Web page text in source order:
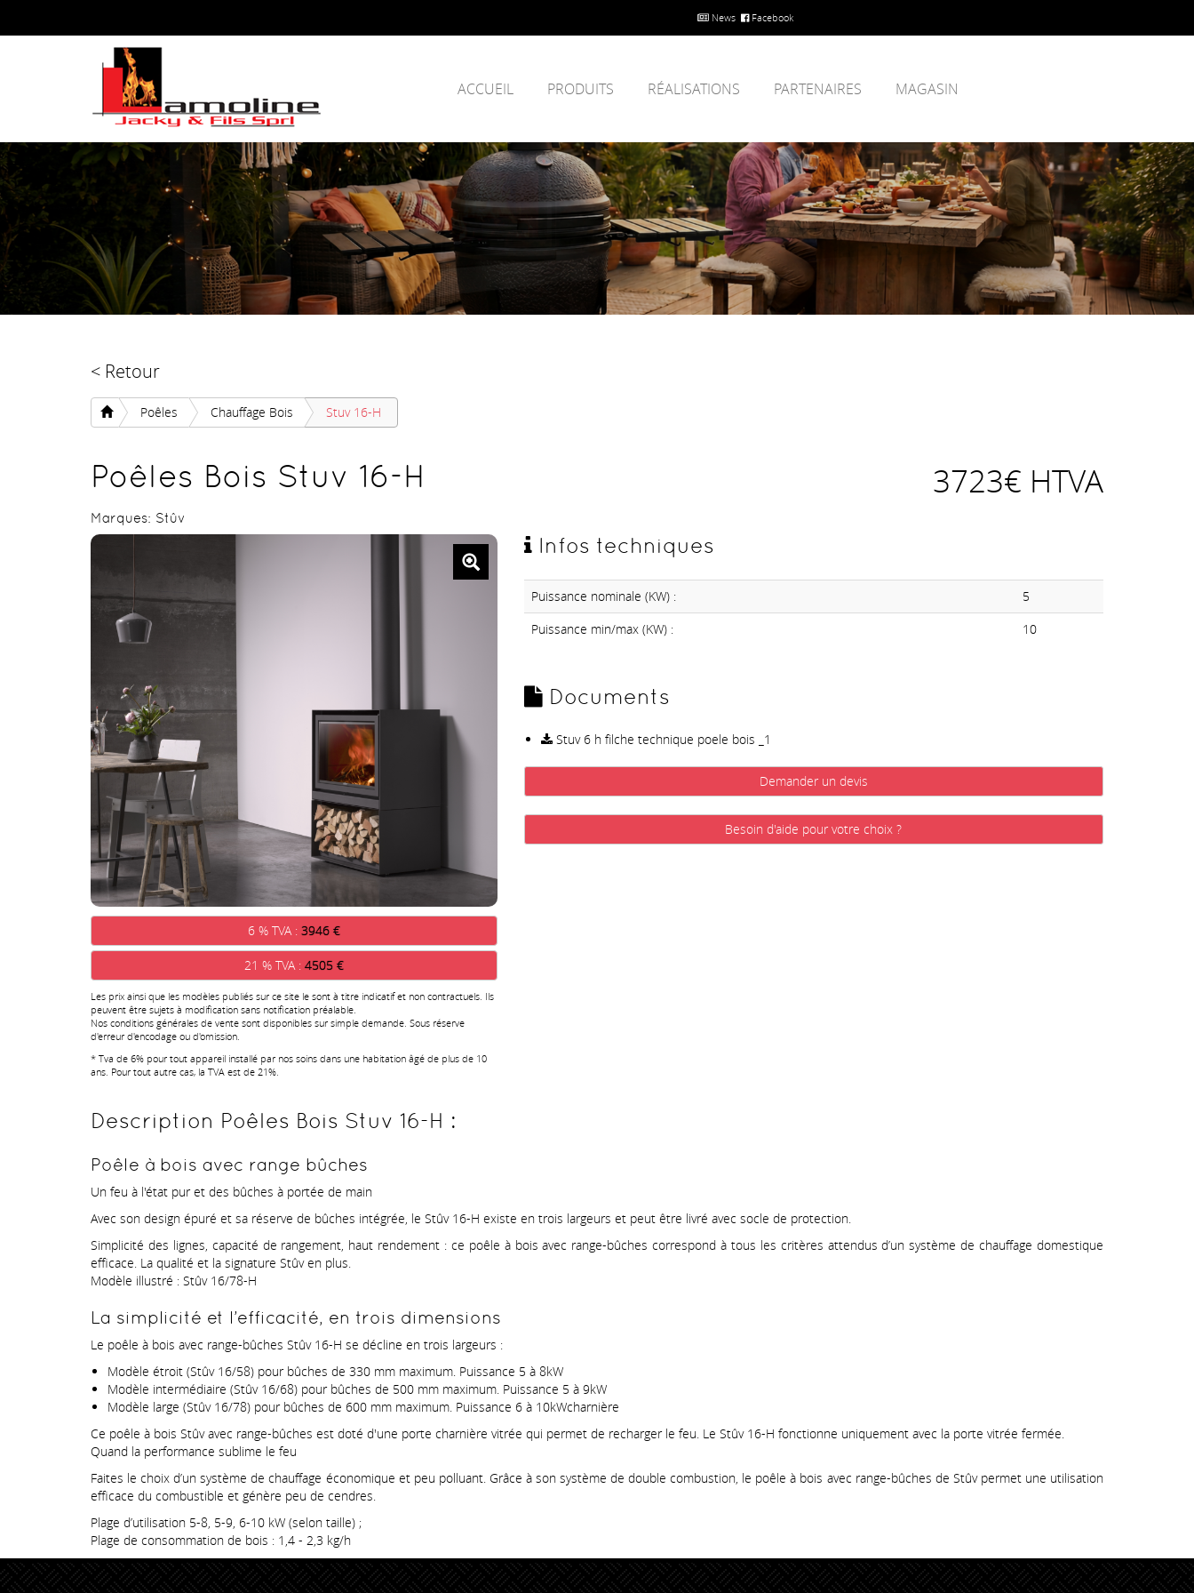
News Facebook
ACCUEIL PRODUITS RÉALISATIONS PARTENAIRES MAGASIN
< Retour
Poêles Chauffage Bois Stuv 16-H
Poêles Bois Stuv 16-H
Marques: Stûv
6 % TVA : 3946 €
21 % TVA : 4505 €
Les prix ainsi que les modèles publiés sur ce site le sont à titre indicatif et non contractuels. Ils
peuvent être sujets à modification sans notification préalable.
Nos conditions générales de vente sont disponibles sur simple demande. Sous réserve
d'erreur d'encodage ou d'omission.
* Tva de 6% pour tout appareil installé par nos soins dans une habitation âgé de plus de 10
ans. Pour tout autre cas, la TVA est de 21%.
3723€ HTVA
Infos techniques
Puissance nominale (KW) :
5
Puissance min/max (KW) :
10
Documents
Stuv 6 h filche technique poele bois _1
Demander un devis
Besoin d'aide pour votre choix ?
Description Poêles Bois Stuv 16-H :
Poêle à bois avec range bûches
Un feu à l'état pur et des bûches à portée de main
Avec son design épuré et sa réserve de bûches intégrée, le Stûv 16-H existe en trois largeurs et peut être livré avec socle de protection.
Simplicité des lignes, capacité de rangement, haut rendement : ce poêle à bois avec range-bûches correspond à tous les critères attendus d’un système de chauffage domestique
efficace. La qualité et la signature Stûv en plus.
Modèle illustré : Stûv 16/78-H
La simplicité et l’efficacité, en trois dimensions
Le poêle à bois avec range-bûches Stûv 16-H se décline en trois largeurs :
Modèle étroit (Stûv 16/58) pour bûches de 330 mm maximum. Puissance 5 à 8kW
Modèle intermédiaire (Stûv 16/68) pour bûches de 500 mm maximum. Puissance 5 à 9kW
Modèle large (Stûv 16/78) pour bûches de 600 mm maximum. Puissance 6 à 10kWcharnière
Ce poêle à bois Stûv avec range-bûches est doté d'une porte charnière vitrée qui permet de recharger le feu. Le Stûv 16-H fonctionne uniquement avec la porte vitrée fermée.
Quand la performance sublime le feu
Faites le choix d’un système de chauffage économique et peu polluant. Grâce à son système de double combustion, le poêle à bois avec range-bûches de Stûv permet une utilisation
efficace du combustible et génère peu de cendres.
Plage d’utilisation 5-8, 5-9, 6-10 kW (selon taille) ;
Plage de consommation de bois : 1,4 - 2,3 kg/h